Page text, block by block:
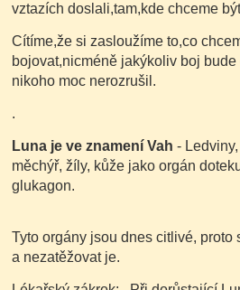
vztazích doslali,tam,kde chceme
Cítíme,že si zasloužíme to,co
bojovat,nicméně jakýkoliv boj
nikoho moc nerozrušil.
.
Luna je ve znamení Vah-
měchýř, žíly, kůže jako orgán
glukagon.
Tyto orgány jsou dnes citlivé, proto
a nezatěžovat je.